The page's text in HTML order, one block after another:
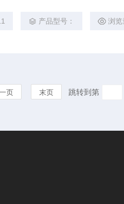
的各自优点，将冷冻、吸附、过
产品型号： 浏
页 末页 跳转到第